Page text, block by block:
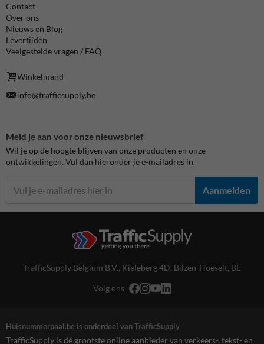
Contact
Over ons
Nieuws en Blog
Levertijden
Veelgestelde vragen / FAQ
Winkelmand
info@trafficsupply.be
Meld je aan voor onze nieuwsbrief
Wil je op de hoogte blijven van onze producten en onze
ontwikkelingen. Vul dan hieronder je e-mailadres in.
Aanmelden
TrafficSupply Belgium B.V., Kieleberg 4D, Bilzen-Hoeselt, BE
Volg ons
Huisnummerpaal.be is onderdeel van TrafficSupply
TrafficSupply is dé grootste online aanbieder van verkeers-, tekst- en